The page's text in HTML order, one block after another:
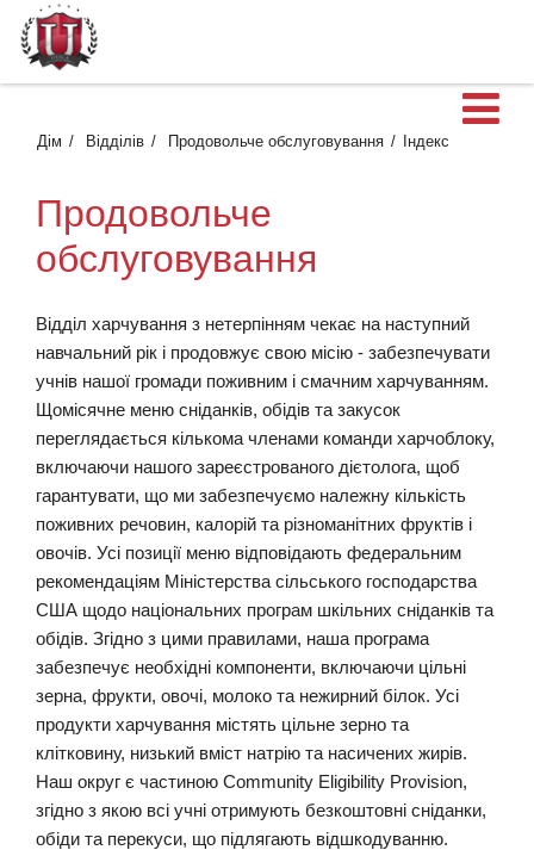
Дім Відділів Продовольче обслуговування Індекс
Продовольче
обслуговування
Відділ харчування з нетерпінням чекає на наступний
навчальний рік і продовжує свою місію - забезпечувати
учнів нашої громади поживним і смачним харчуванням.
Щомісячне меню сніданків, обідів та закусок
переглядається кількома членами команди харчоблоку,
включаючи нашого зареєстрованого дієтолога, щоб
гарантувати, що ми забезпечуємо належну кількість
поживних речовин, калорій та різноманітних фруктів і
овочів. Усі позиції меню відповідають федеральним
рекомендаціям Міністерства сільського господарства
США щодо національних програм шкільних сніданків та
обідів. Згідно з цими правилами, наша програма
забезпечує необхідні компоненти, включаючи цільні
зерна, фрукти, овочі, молоко та нежирний білок. Усі
продукти харчування містять цільне зерно та
клітковину, низький вміст натрію та насичених жирів.
Наш округ є частиною Community Eligibility Provision,
згідно з якою всі учні отримують безкоштовні сніданки,
обіди та перекуси, що підлягають відшкодуванню.